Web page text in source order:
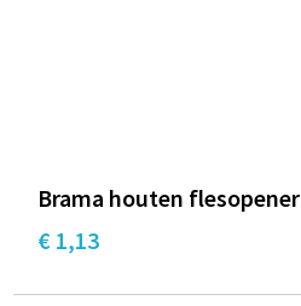
Brama houten flesopener
€ 1,13